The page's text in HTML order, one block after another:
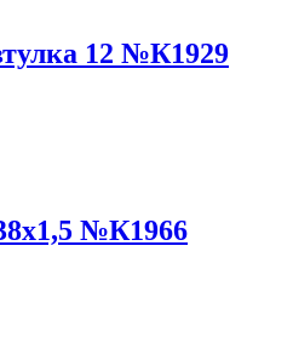
12 №К1929
№К1966